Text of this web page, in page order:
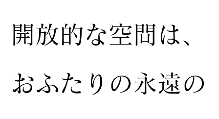
開放的な空間は、
おふたりの永遠の